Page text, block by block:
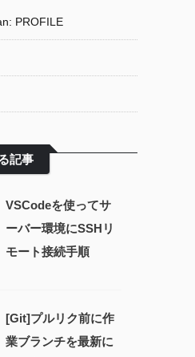
PROFILE
記事
VSCodeを使ってサ
ーバー環境にSSHリ
モート接続手順
[Git]プルリク前に作
業ブランチを最新に